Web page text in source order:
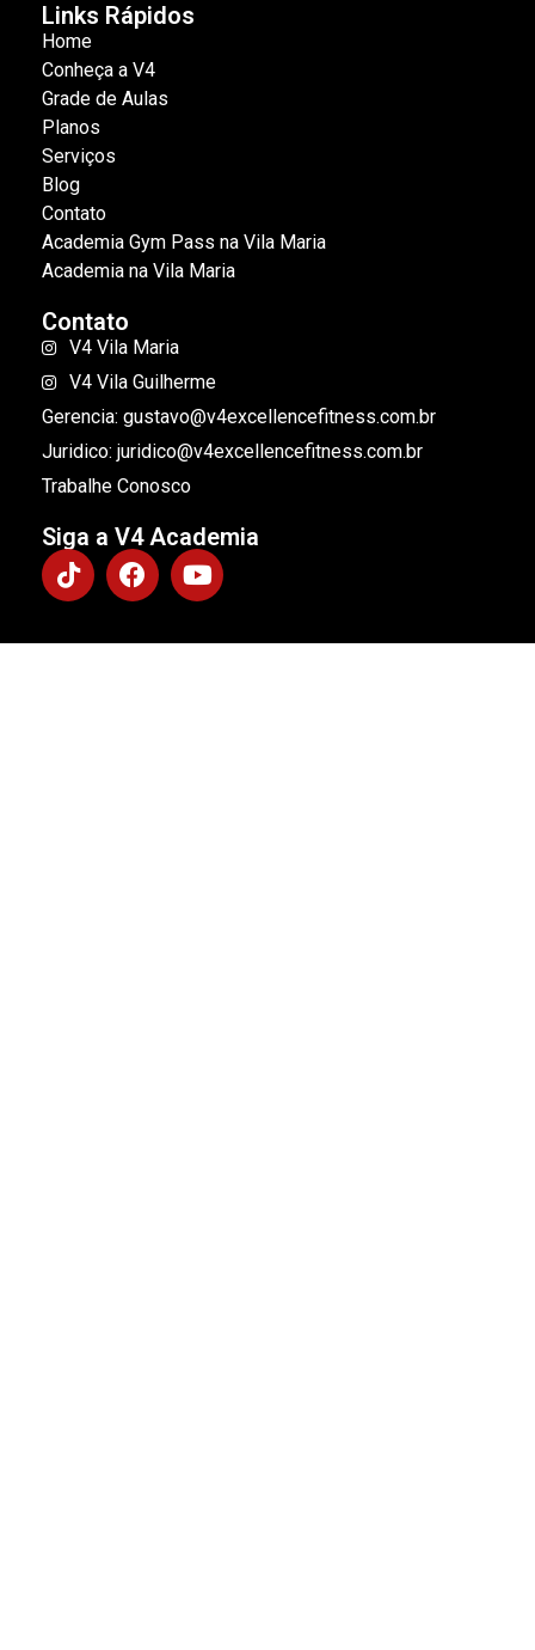
Links Rápidos
Home
Conheça a V4
Grade de Aulas
Planos
Serviços
Blog
Contato
Academia Gym Pass na Vila Maria
Academia na Vila Maria
Contato
V4 Vila Maria
V4 Vila Guilherme
Gerencia: gustavo@v4excellencefitness.com.br
Juridico: juridico@v4excellencefitness.com.br
Trabalhe Conosco
Siga a V4 Academia